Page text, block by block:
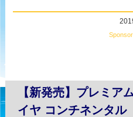
【新発売】プレミア
イヤ コンチネンタル